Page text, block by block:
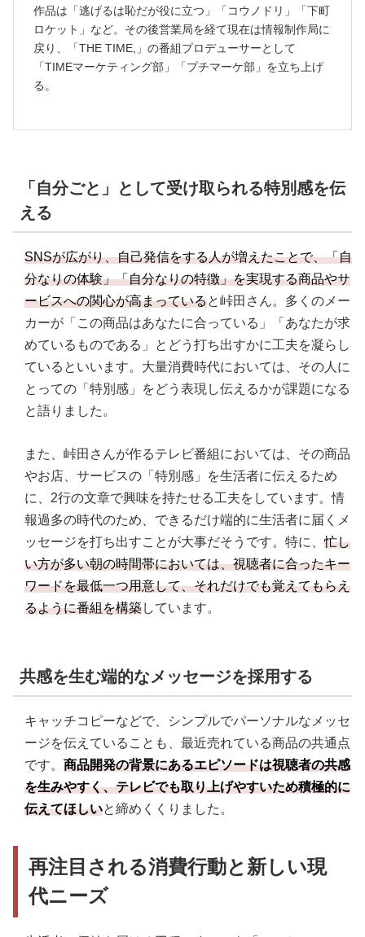
作品は「逃げるは恥だが役に立つ」「コウノドリ」「下町
ロケット」など。その後営業局を経て現在は情報制作局に
戻り、「THE TIME,」の番組プロデューサーとして
「TIMEマーケティング部」「プチマーケ部」を立ち上げ
る。
「自分ごと」として受け取られる特別感を伝
える
SNSが広がり、自己発信をする人が増えたことで、「自
分なりの体験」「自分なりの特徴」を実現する商品やサ
ービスへの関心が高まっていると峠田さん。多くのメー
カーが「この商品はあなたに合っている」「あなたが求
めているものである」とどう打ち出すかに工夫を凝らし
ているといいます。大量消費時代においては、その人に
とっての「特別感」をどう表現し伝えるかが課題になる
と語りました。
また、峠田さんが作るテレビ番組においては、その商品
やお店、サービスの「特別感」を生活者に伝えるため
に、2行の文章で興味を持たせる工夫をしています。情
報過多の時代のため、できるだけ端的に生活者に届くメ
ッセージを打ち出すことが大事だそうです。特に、忙し
い方が多い朝の時間帯においては、視聴者に合ったキー
ワードを最低一つ用意して、それだけでも覚えてもらえ
るように番組を構築しています。
共感を生む端的なメッセージを採用する
キャッチコピーなどで、シンプルでパーソナルなメッセ
ージを伝えていることも、最近売れている商品の共通点
です。 商品開発の背景にあるエピソードは視聴者の共感
を生みやすく、テレビでも取り上げやすいため積極的に
伝えてほしいと締めくくりました。
再注目される消費行動と新しい現
代ニーズ